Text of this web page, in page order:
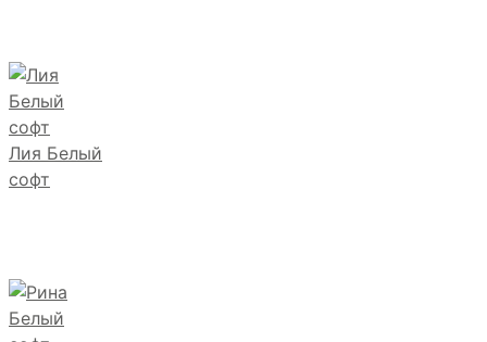
Лия Белый
софт